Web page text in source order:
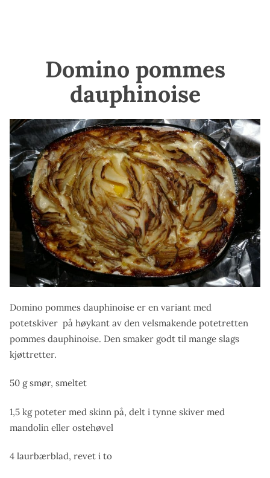
Domino pommes
dauphinoise
Domino pommes dauphinoise er en variant med
potetskiver på høykant av den velsmakende potetretten
pommes dauphinoise. Den smaker godt til mange slags
kjøttretter.
50 g smør, smeltet
1,5 kg poteter med skinn på, delt i tynne skiver med
mandolin eller ostehøvel
4 laurbærblad, revet i to